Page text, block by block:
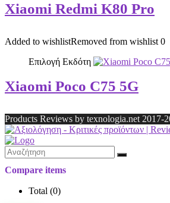
Xiaomi Redmi K80 Pro
Added to wishlistRemoved from wishlist 0
Επιλογή Εκδότη
Xiaomi Poco C75 5G
Products Reviews by texnologia.net 2017-
Compare items
Total (0)